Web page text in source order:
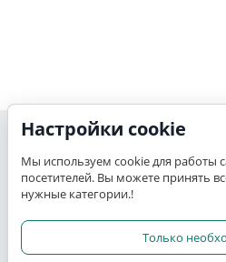
Моя учетная запись
K-TEX
Настройки cookie
Мы используем cookie для работы
посетителей. Вы можете принять
нужные категории.!
Только